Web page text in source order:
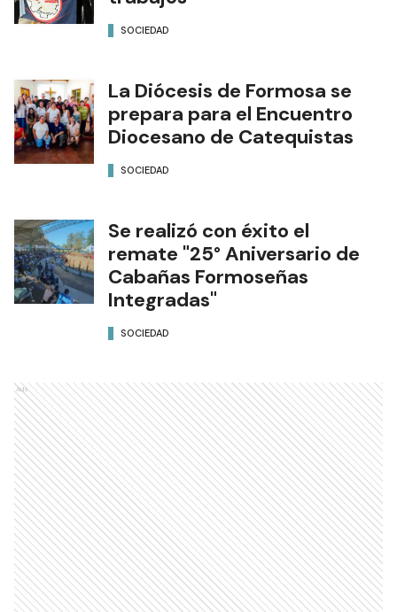
SOCIEDAD
La Diócesis de Formosa se
prepara para el Encuentro
Diocesano de Catequistas
SOCIEDAD
Se realizó con éxito el
remate "25° Aniversario de
Cabañas Formoseñas
Integradas"
SOCIEDAD
Ads